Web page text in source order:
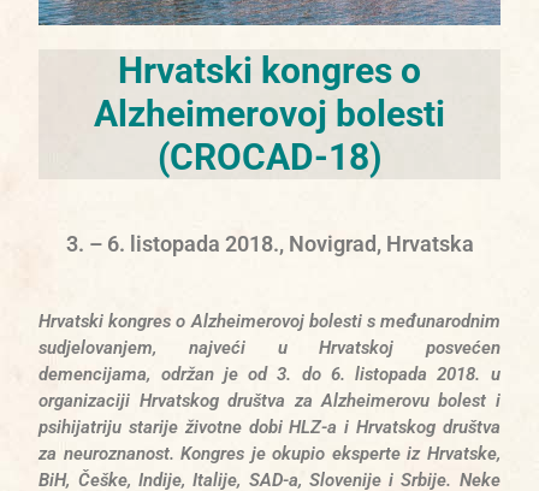
Hrvatski kongres o
Alzheimerovoj bolesti
(CROCAD-18)
3. – 6. listopada 2018., Novigrad, Hrvatska
Hrvatski kongres o Alzheimerovoj bolesti s međunarodnim
sudjelovanjem, najveći u Hrvatskoj posvećen
demencijama, održan je od 3. do 6. listopada 2018. u
organizaciji Hrvatskog društva za Alzheimerovu bolest i
psihijatriju starije životne dobi HLZ-a i Hrvatskog društva
za neuroznanost. Kongres je okupio eksperte iz Hrvatske,
BiH, Češke, Indije, Italije, SAD-a, Slovenije i Srbije. Neke